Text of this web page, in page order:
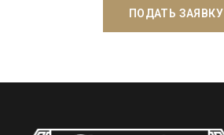
ПОДАТЬ ЗАЯВКУ